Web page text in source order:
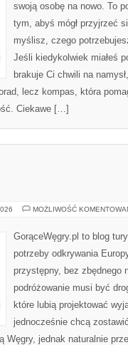
swoją osobę na nowo. To
tym, abyś mógł przyjrzeć
myślisz, czego
Jeśli kiedykolwiek miałeś
brakuje Ci chwili na
lecz kompas, która
Ciekawe […]
MOŻLIWOŚĆ
GorąceWęgry.pl to blog
potrzeby odkrywania
przystępny, bez zbędnego
podróżowanie musi być
które lubią projektować
jednocześnie chcą
Węgry, jednak naturalnie